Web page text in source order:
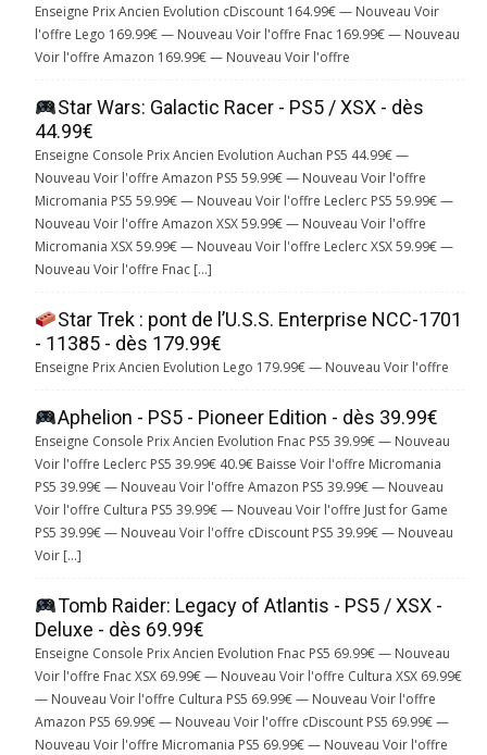
Enseigne Prix Ancien Evolution cDiscount 164.99€ — Nouveau Voir
l'offre Lego 169.99€ — Nouveau Voir l'offre Fnac 169.99€ — Nouveau
Voir l'offre Amazon 169.99€ — Nouveau Voir l'offre
Star Wars: Galactic Racer - PS5 / XSX - dès
44.99€
Enseigne Console Prix Ancien Evolution Auchan PS5 44.99€ —
Nouveau Voir l'offre Amazon PS5 59.99€ — Nouveau Voir l'offre
Micromania PS5 59.99€ — Nouveau Voir l'offre Leclerc PS5 59.99€ —
Nouveau Voir l'offre Amazon XSX 59.99€ — Nouveau Voir l'offre
Micromania XSX 59.99€ — Nouveau Voir l'offre Leclerc XSX 59.99€ —
Nouveau Voir l'offre Fnac […]
Star Trek : pont de l’U.S.S. Enterprise NCC-1701
- 11385 - dès 179.99€
Enseigne Prix Ancien Evolution Lego 179.99€ — Nouveau Voir l'offre
Aphelion - PS5 - Pioneer Edition - dès 39.99€
Enseigne Console Prix Ancien Evolution Fnac PS5 39.99€ — Nouveau
Voir l'offre Leclerc PS5 39.99€ 40.9€ Baisse Voir l'offre Micromania
PS5 39.99€ — Nouveau Voir l'offre Amazon PS5 39.99€ — Nouveau
Voir l'offre Cultura PS5 39.99€ — Nouveau Voir l'offre Just for Game
PS5 39.99€ — Nouveau Voir l'offre cDiscount PS5 39.99€ — Nouveau
Voir […]
Tomb Raider: Legacy of Atlantis - PS5 / XSX -
Deluxe - dès 69.99€
Enseigne Console Prix Ancien Evolution Fnac PS5 69.99€ — Nouveau
Voir l'offre Fnac XSX 69.99€ — Nouveau Voir l'offre Cultura XSX 69.99€
— Nouveau Voir l'offre Cultura PS5 69.99€ — Nouveau Voir l'offre
Amazon PS5 69.99€ — Nouveau Voir l'offre cDiscount PS5 69.99€ —
Nouveau Voir l'offre Micromania PS5 69.99€ — Nouveau Voir l'offre